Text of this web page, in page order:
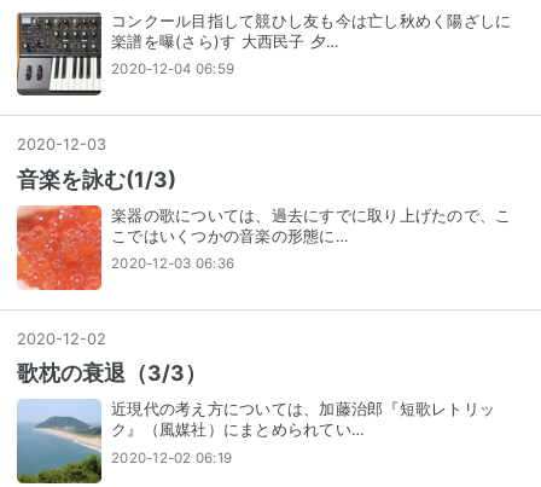
コンクール目指して競ひし友も今は亡し秋めく陽ざしに
楽譜を曝(さら)す 大西民子 夕…
2020-12-04 06:59
2020-12-03
音楽を詠む(1/3)
楽器の歌については、過去にすでに取り上げたので、こ
こではいくつかの音楽の形態に…
2020-12-03 06:36
2020-12-02
歌枕の衰退（3/3）
近現代の考え方については、加藤治郎『短歌レトリッ
ク』（風媒社）にまとめられてい…
2020-12-02 06:19